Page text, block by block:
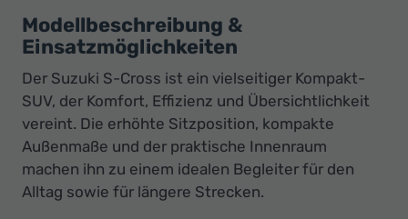
Modellbeschreibung &
Einsatzmöglichkeiten
Der Suzuki S-Cross ist ein vielseitiger Kompakt-
SUV, der Komfort, Effizienz und Übersichtlichkeit
vereint. Die erhöhte Sitzposition, kompakte
Außenmaße und der praktische Innenraum
machen ihn zu einem idealen Begleiter für den
Alltag sowie für längere Strecken.